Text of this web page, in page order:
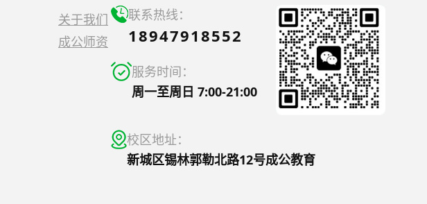
关于我们
成公师资
联系热线：
18947918552
服务时间：
周一至周日 7:00-21:00
校区地址：
新城区锡林郭勒北路12号成公教育